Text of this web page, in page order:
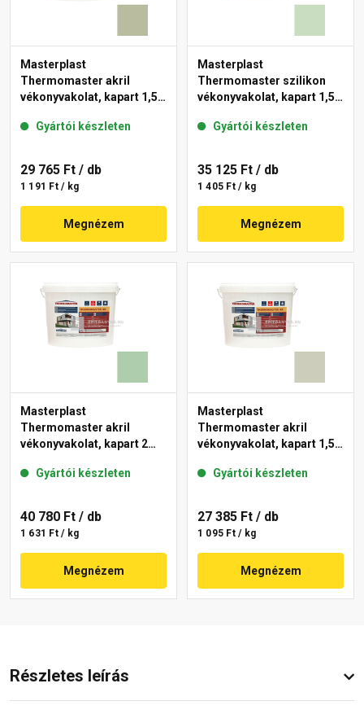
Masterplast
Thermomaster akril
vékonyvakolat, kapart 1,5
Gyártói készleten
29 765 Ft / db
1 191 Ft / kg
Megnézem
Masterplast
Thermomaster szilikon
vékonyvakolat, kapart 1,5
Gyártói készleten
35 125 Ft / db
1 405 Ft / kg
Megnézem
Masterplast
Thermomaster akril
vékonyvakolat, kapart 2
Gyártói készleten
40 780 Ft / db
1 631 Ft / kg
Megnézem
Masterplast
Thermomaster akril
vékonyvakolat, kapart 1,5
Gyártói készleten
27 385 Ft / db
1 095 Ft / kg
Megnézem
Részletes leírás